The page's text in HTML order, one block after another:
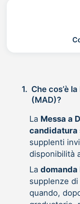
1. Che cos’è la Messa
(MAD)?
La Messa a
candidatura
supplenti
disponibilità
La domanda
supplenze
quando,